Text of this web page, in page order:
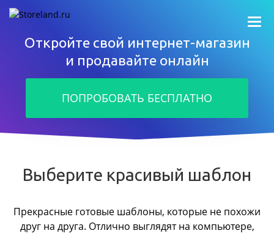
Откройте свой интернет-магазин
и продавайте онлайн
ПОПРОБОВАТЬ БЕСПЛАТНО
Выберите красивый шаблон
Прекрасные готовые шаблоны, которые не похожи
друг на друга. Отлично выглядят на компьютере,